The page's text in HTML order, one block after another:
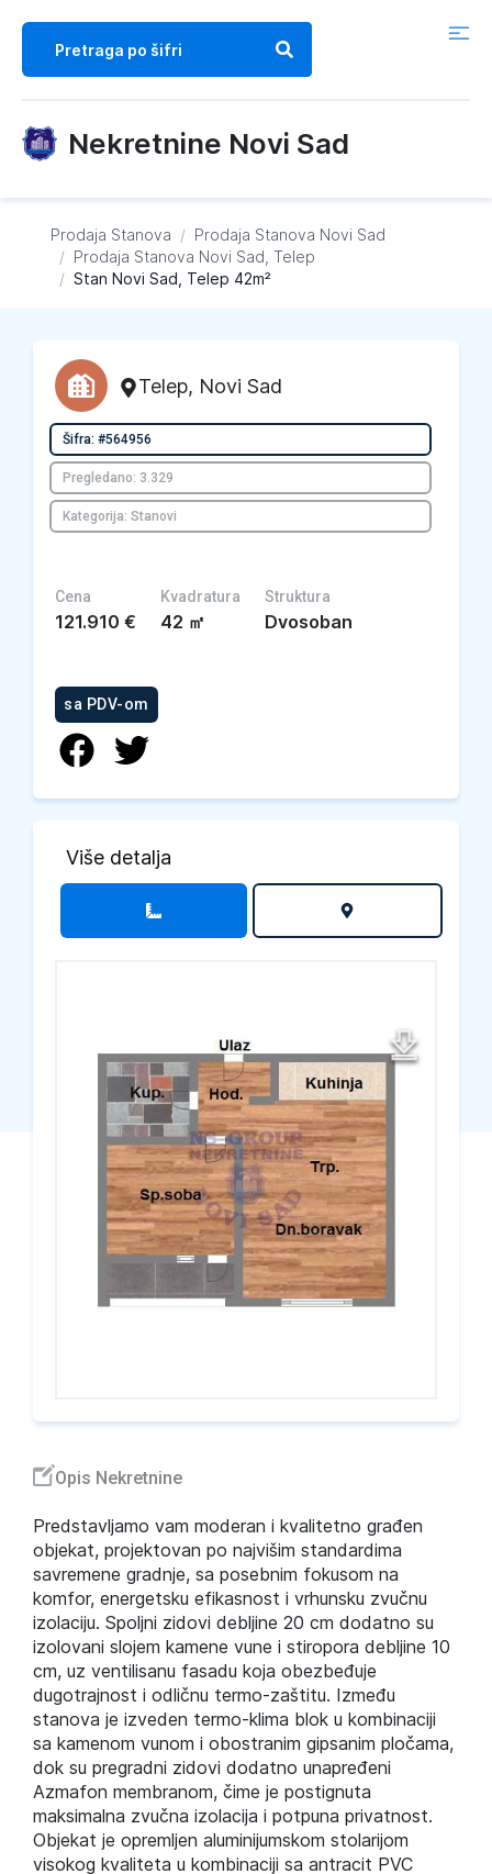
Nekretnine Novi Sad
Prodaja Stanova / Prodaja Stanova Novi Sad
/ Prodaja Stanova Novi Sad, Telep
/ Stan Novi Sad, Telep 42m²
Telep, Novi Sad
Šifra: #564956
Pregledano: 3.329
Kategorija: Stanovi
Cena
121.910 €
Kvadratura
42 ㎡
Struktura
Dvosoban
sa PDV-om
Više detalja
Opis Nekretnine
Predstavljamo vam moderan i kvalitetno građen
objekat, projektovan po najvišim standardima
savremene gradnje, sa posebnim fokusom na
komfor, energetsku efikasnost i vrhunsku zvučnu
izolaciju. Spoljni zidovi debljine 20 cm dodatno su
izolovani slojem kamene vune i stiropora debljine 10
cm, uz ventilisanu fasadu koja obezbeđuje
dugotrajnost i odličnu termo-zaštitu. Između
stanova je izveden termo-klima blok u kombinaciji
sa kamenom vunom i obostranim gipsanim pločama,
dok su pregradni zidovi dodatno unapređeni
Azmafon membranom, čime je postignuta
maksimalna zvučna izolacija i potpuna privatnost.
Objekat je opremljen aluminijumskom stolarijom
visokog kvaliteta u kombinaciji sa antracit PVC